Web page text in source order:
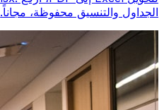
الجداول والتنسيق محفوظة، مجاناً.